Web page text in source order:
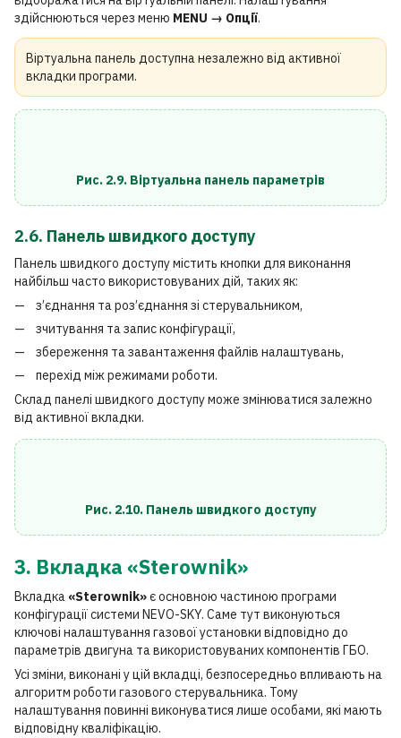
здійснюються через меню MENU → Опції.
Віртуальна панель доступна незалежно від активної
вкладки програми.
Рис. 2.9. Віртуальна панель параметрів
2.6. Панель швидкого доступу
Панель швидкого доступу містить кнопки для виконання
найбільш часто використовуваних дій, таких як:
з’єднання та роз’єднання зі стерувальником,
зчитування та запис конфігурації,
збереження та завантаження файлів налаштувань,
перехід між режимами роботи.
Склад панелі швидкого доступу може змінюватися залежно
від активної вкладки.
Рис. 2.10. Панель швидкого доступу
3. Вкладка «Sterownik»
Вкладка «Sterownik»є основною частиною програми
конфігурації системи NEVO-SKY. Саме тут виконуються
ключові налаштування газової установки відповідно до
параметрів двигуна та використовуваних компонентів ГБО.
Усі зміни, виконані у цій вкладці, безпосередньо впливають на
алгоритм роботи газового стерувальника. Тому
налаштування повинні виконуватися лише особами, які мають
відповідну кваліфікацію.